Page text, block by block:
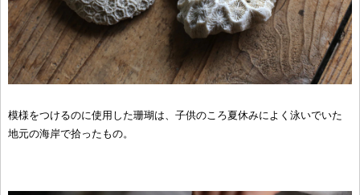
模様をつけるのに使用した珊瑚は、子供のころ夏休みによく泳いでいた
地元の海岸で拾ったもの。